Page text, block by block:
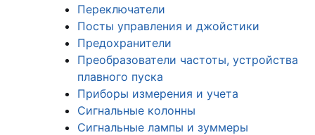
Переключатели
Посты управления и джойстики
Предохранители
Преобразователи частоты, устройства
плавного пуска
Приборы измерения и учета
Сигнальные колонны
Сигнальные лампы и зуммеры